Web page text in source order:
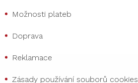
Možnosti plateb
Doprava
Reklamace
Zásady používání souborů cookies